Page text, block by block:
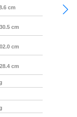
cm
cm
cm
cm